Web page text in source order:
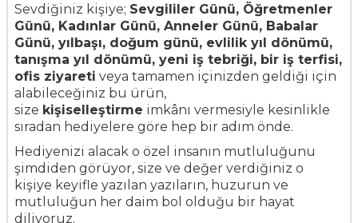
Sevdiğiniz kişiye; Sevgililer Günü, Öğretmenler
Günü, Kadınlar Günü, Anneler Günü, Babalar
Günü, yılbaşı, doğum günü, evlilik yıl dönümü,
tanışma yıl dönümü, yeni iş tebriği, bir iş terfisi,
ofis ziyareti veya tamamen içinizden geldiği için
alabileceğiniz bu ürün,
size kişiselleştirme imkânı vermesiyle kesinlikle
sıradan hediyelere göre hep bir adım önde.
Hediyenizi alacak o özel insanın mutluluğunu
şimdiden görüyor, size ve değer verdiğiniz o
kişiye keyifle yazılan yazıların, huzurun ve
mutluluğun her daim bol olduğu bir hayat
diliyoruz.